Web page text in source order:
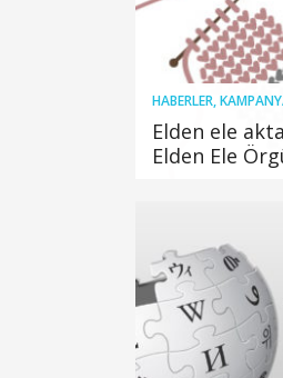
HABERLER,
Elden ele
Elden Ele